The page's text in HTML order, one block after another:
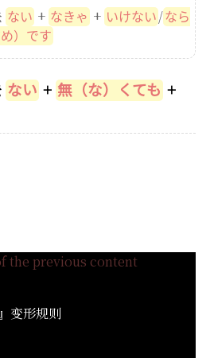
ない + なきゃ + いけない /なら
）です
ない+ 無（な）くても+
变形规则